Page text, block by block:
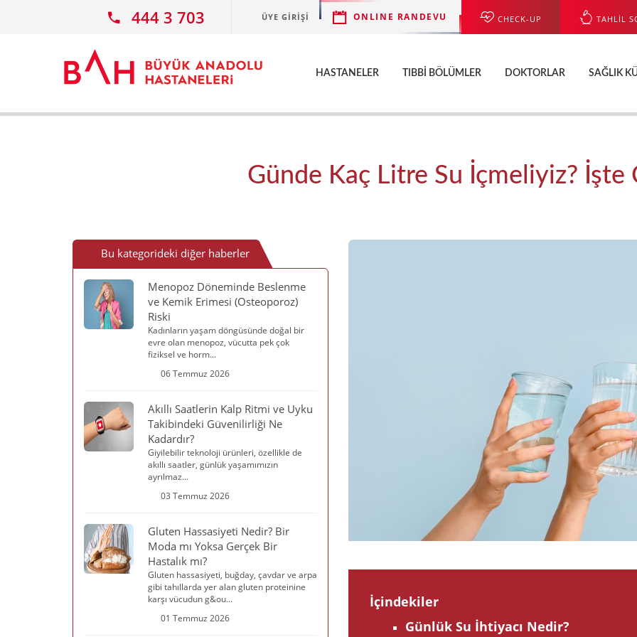
444 3 703 ÜYE GIRIŞI ONLINE RANDEVU CHECK-UP TAHLİL
HASTANELER TIBBI BÖLÜMLER DOKTORLAR SAĞLIK
Günde Kaç Litre Su İçmeliyiz? İşte
İçindekiler
Günlük Su İhtiyacı Nedir?
Bu kategorideki diğer haberler
Menopoz Döneminde Beslenme
ve Kemik Erimesi (Osteoporoz)
Riski
Kadınların yaşam döngüsünde doğal bir
evre olan menopoz, vücutta pek çok
fiziksel ve horm...
06 Temmuz 2026
Akıllı Saatlerin Kalp Ritmi ve Uyku
Takibindeki Güvenilirliği Ne
Kadardır?
Giyilebilir teknoloji ürünleri, özellikle de
akıllı saatler, günlük yaşamımızın
ayrılmaz...
03 Temmuz 2026
Gluten Hassasiyeti Nedir? Bir
Moda mı Yoksa Gerçek Bir
Hastalık mı?
Gluten hassasiyeti, buğday, çavdar ve arpa
gibi tahıllarda yer alan gluten proteinine
karşı vücudun g&ou...
01 Temmuz 2026